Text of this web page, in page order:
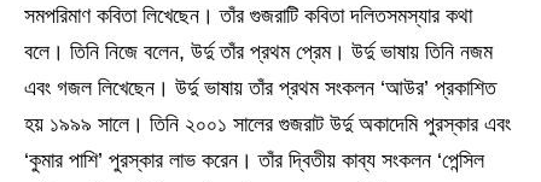
সমপরিমাণ কবিতা লিখেছেন। তাঁর গুজরাটি কবিতা দলিতসমস্যার কথা
বলে। তিনি নিজে বলেন, উর্দু তাঁর প্রথম প্রেম। উর্দু ভাষায় তিনি নজম
এবং গজল লিখেছেন। উর্দু ভাষায় তাঁর প্রথম সংকলন ‘আউর’ প্রকাশিত
হয় ১৯৯৯ সালে। তিনি ২০০১ সালের গুজরাট উর্দু অকাদেমি পুরস্কার এবং
‘কুমার পাশি’ পুরস্কার লাভ করেন। তাঁর দ্বিতীয় কাব্য সংকলন ‘পেন্সিল